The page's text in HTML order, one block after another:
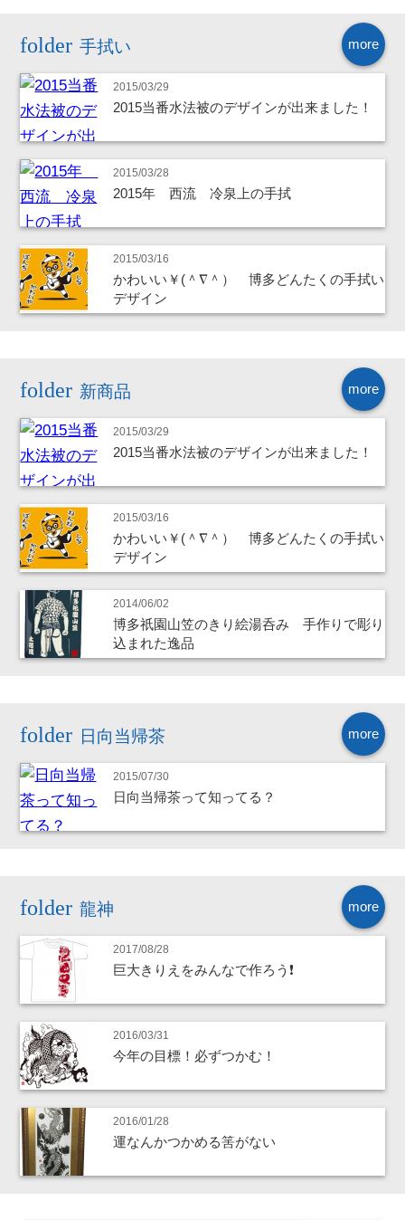
more
手拭い
2015/03/29
2015当番水法被のデザインが出来ました！
2015/03/28
2015年 西流 冷泉上の手拭
2015/03/16
かわいい￥(＾∇＾） 博多どんたくの手拭い
デザイン
more
新商品
2015/03/29
2015当番水法被のデザインが出来ました！
2015/03/16
かわいい￥(＾∇＾） 博多どんたくの手拭い
デザイン
2014/06/02
博多祇園山笠のきり絵湯呑み 手作りで彫り
込まれた逸品
more
日向当帰茶
2015/07/30
日向当帰茶って知ってる？
more
龍神
2017/08/28
巨大きりえをみんなで作ろう❗
2016/03/31
今年の目標！必ずつかむ！
2016/01/28
運なんかつかめる筈がない